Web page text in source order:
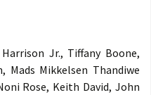
Jr., Tiffany Boone,
Mads Mikkelsen Thandiwe
Rose, Keith David, John